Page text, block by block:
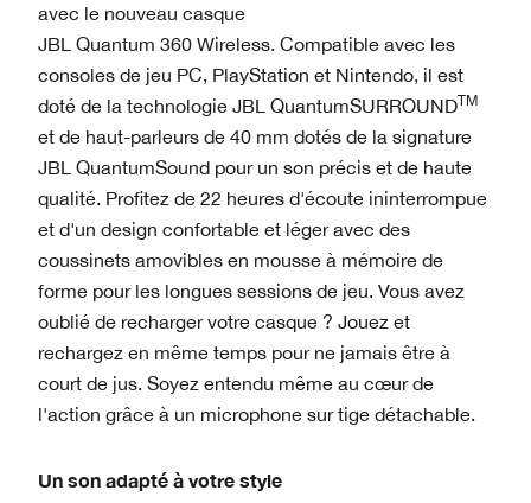
avec le nouveau casque
JBL Quantum 360 Wireless. Compatible avec les
consoles de jeu PC, PlayStation et Nintendo, il est
doté de la technologie JBL QuantumSURROUNDTM
et de haut-parleurs de 40 mm dotés de la signature
JBL QuantumSound pour un son précis et de haute
qualité. Profitez de 22 heures d'écoute ininterrompue
et d'un design confortable et léger avec des
coussinets amovibles en mousse à mémoire de
forme pour les longues sessions de jeu. Vous avez
oublié de recharger votre casque ? Jouez et
rechargez en même temps pour ne jamais être à
court de jus. Soyez entendu même au cœur de
l'action grâce à un microphone sur tige détachable.
Un son adapté à votre style